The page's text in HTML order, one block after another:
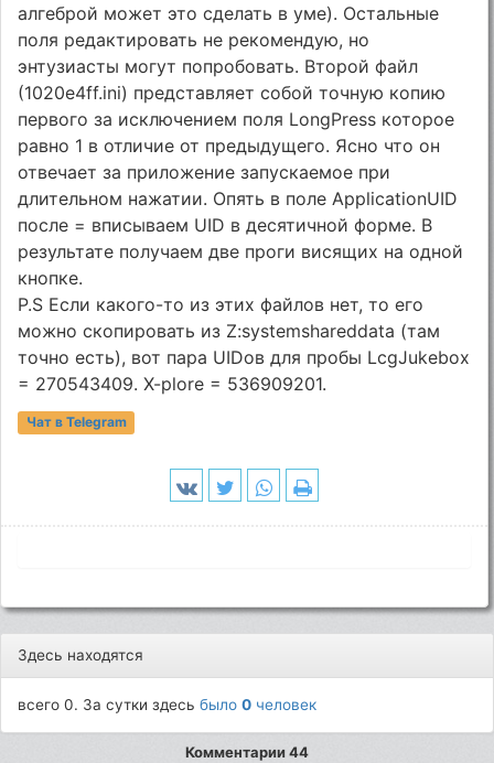
алгеброй может это сделать в уме). Остальные
поля редактировать не рекомендую, но
энтузиасты могут попробовать. Второй файл
(1020e4ff.ini) представляет собой точную копию
первого за исключением поля LongPress которое
равно 1 в отличие от предыдущего. Ясно что он
отвечает за приложение запускаемое при
длительном нажатии. Опять в поле ApplicationUID
после = вписываем UID в десятичной форме. В
результате получаем две проги висящих на одной
кнопке.
P.S Если какого-то из этих файлов нет, то его
можно скопировать из Z:systemshareddata (там
точно есть), вот пара UIDов для пробы LcgJukebox
= 270543409. X-plore = 536909201.
Чат в Telegram
Здесь находятся
всего 0. За сутки здесьбыло0 человек
Комментарии 44